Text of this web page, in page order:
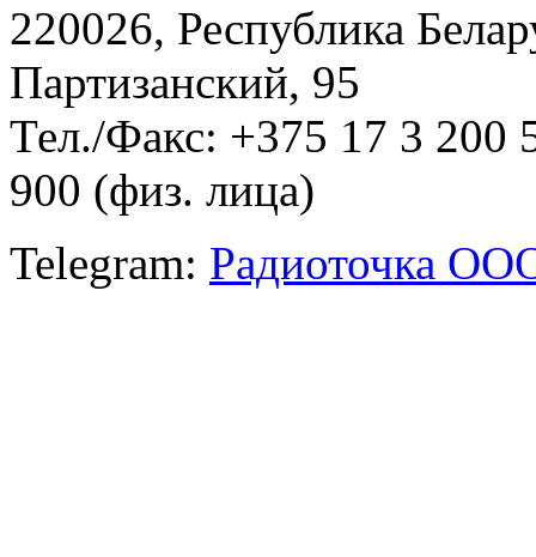
220026, Республика
Партизанский, 95
Тел./Факс: +375 17 3
900 (физ. лица)
Telegram: Радиоточка